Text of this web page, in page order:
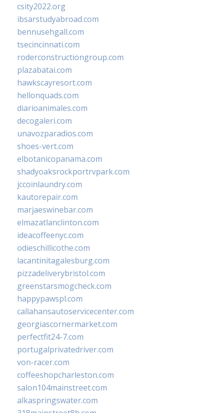
csity2022.org
ibsarstudyabroad.com
bennusehgall.com
tsecincinnati.com
roderconstructiongroup.com
plazabatai.com
hawkscayresort.com
hellonquads.com
diarioanimales.com
decogaleri.com
unavozparadios.com
shoes-vert.com
elbotanicopanama.com
shadyoaksrockportrvpark.com
jccoinlaundry.com
kautorepair.com
marjaeswinebar.com
elmazatlanclinton.com
ideacoffeenyc.com
odieschillicothe.com
lacantinitagalesburg.com
pizzadeliverybristol.com
greenstarsmogcheck.com
happypawspl.com
callahansautoservicecenter.com
georgiascornermarket.com
perfectfit24-7.com
portugalprivatedriver.com
von-racer.com
coffeeshopcharleston.com
salon104mainstreet.com
alkaspringswater.com